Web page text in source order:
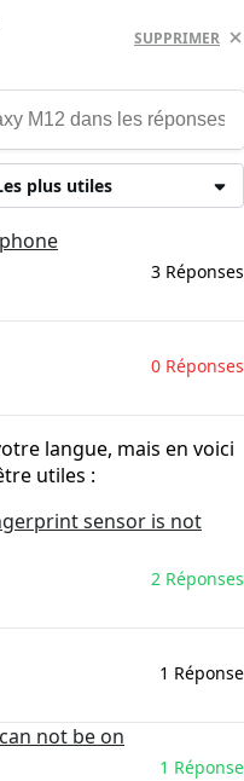
SUPPRIMER
plus utiles
3 Réponses
0 Réponses
langue, mais en voici
utiles :
sensor is not
2 Réponses
1 Réponse
not be on
1 Réponse